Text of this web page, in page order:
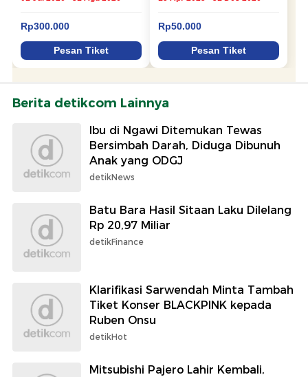
Berita detikcom Lainnya
Ibu di Ngawi Ditemukan Tewas
Bersimbah Darah, Diduga Dibunuh
Anak yang ODGJ
detikNews
Batu Bara Hasil Sitaan Laku Dilelang
Rp 20,97 Miliar
detikFinance
Klarifikasi Sarwendah Minta Tambah
Tiket Konser BLACKPINK kepada
Ruben Onsu
detikHot
Mitsubishi Pajero Lahir Kembali,